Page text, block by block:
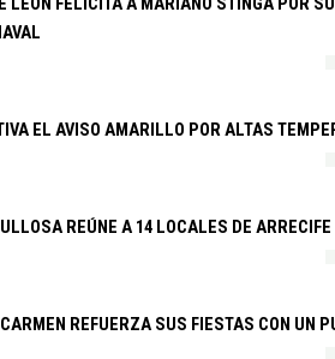
EL AVISO AMARILLO POR ALTAS
REÚNE A 14 LOCALES DE ARRECIFE
REFUERZA SUS FIESTAS CON UN